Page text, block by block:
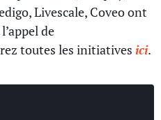
Livescale, Coveo ont
de
toutes les initiatives ici.